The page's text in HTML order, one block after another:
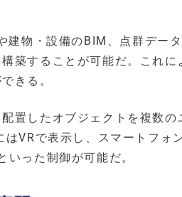
建物・設備のBIM、点群デー
築することが可能だ。これに
きる。
置したオブジェクトを複数の
VRで表示し、スマートフォ
った制御が可能だ。